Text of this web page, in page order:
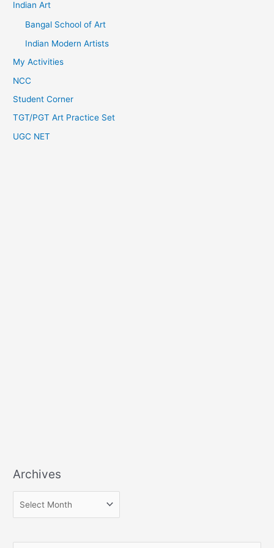
Indian Art
Bangal School of Art
Indian Modern Artists
My Activities
NCC
Student Corner
TGT/PGT Art Practice Set
UGC NET
Archives